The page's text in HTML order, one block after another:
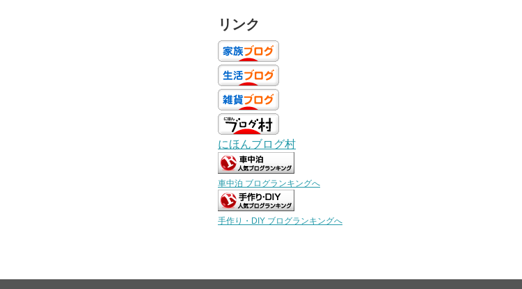
リンク
にほんブログ村
車中泊 ブログランキングへ
手作り・DIY ブログランキングへ